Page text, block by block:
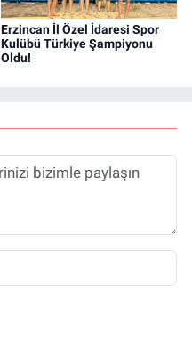
Erzincan İl Özel İdaresi Spor
Kulübü Türkiye Şampiyonu
Oldu!